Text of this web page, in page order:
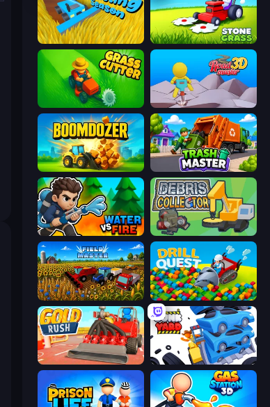
Harvesting Season Stone Grass: Mowing Simulator
Road Master 3D
Boomdozer Trash Master
Water vs Fire Debris Collector
Field Master Drill Quest
Gold Rush Junkyard Sim